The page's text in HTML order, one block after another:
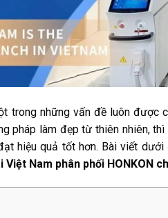
trong những vấn đề luôn được
pháp làm đẹp từ thiên nhiên,
hiệu quả tốt hơn. Bài viết dưới
Việt Nam phân phối HONKON